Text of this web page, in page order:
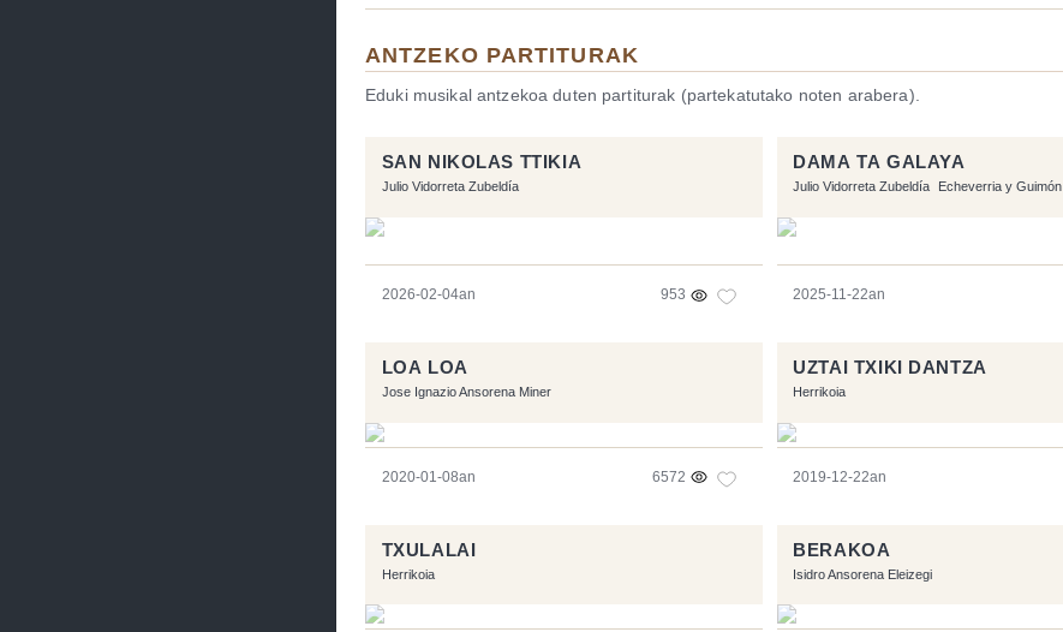
ANTZEKO PARTITURAK
Eduki musikal antzekoa duten partiturak (partekatutako noten arabera).
SAN NIKOLAS TTIKIA
Julio Vidorreta Zubeldía
2026-02-04an 953
DAMA TA GALAYA
Julio Vidorreta Zubeldía Echeverria y Guimón
2025-11-22an
LOA LOA
Jose Ignazio Ansorena Miner
2020-01-08an 6572
UZTAI TXIKI DANTZA
Herrikoia
2019-12-22an
TXULALAI
Herrikoia
BERAKOA
Isidro Ansorena Eleizegi